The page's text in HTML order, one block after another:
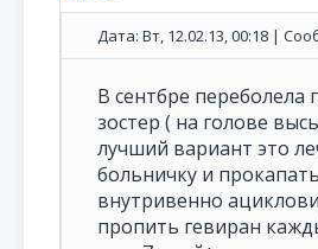
Дата: Вт, 12.02.13, 00:18 |
В сентбре переболела
зостер ( на голове
лучший вариант это
больничку и прокапать
внутривенно
пропить гевиран